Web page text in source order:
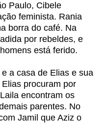
Paulo, Cibele
feminista. Rania
borra do café. Na
por rebeldes, e
está ferido.
a casa de Elias e sua
procuram por
encontram os
parentes. No
Jamil que Aziz o